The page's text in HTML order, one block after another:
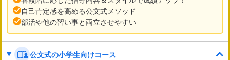
自己肯定感を高める公文式メソッド
部活や他の習い事と両立させやすい
公文式の小学生向けコース